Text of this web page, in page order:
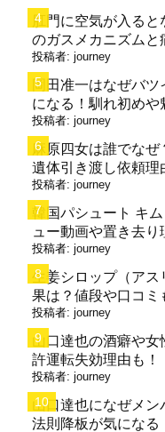
肛門に空気が入る
のガスメカニズムと
投稿者: journey
岡田准一はなぜバ
になる！馴れ初めや
投稿者: journey
麻原四女は誰でな
遺体引き渡し依頼理
投稿者: journey
韓国パシュート キ
ュー動画や置き去り
投稿者: journey
生姜シロップ（ア
果は？値段や口コミ
投稿者: journey
山口達也の酒癖や
許運転失効理由も！
投稿者: journey
山口達也になぜメ
法則降板が気になる